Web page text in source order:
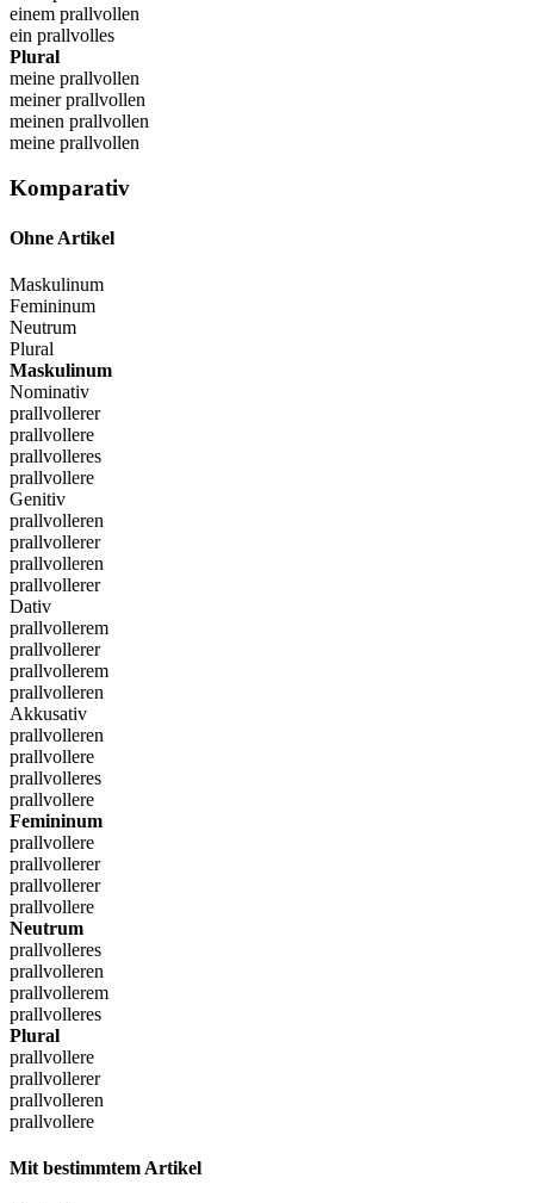
einem prallvollen
ein prallvolles
Plural
meine prallvollen
meiner prallvollen
meinen prallvollen
meine prallvollen
Komparativ
Ohne Artikel
Maskulinum
Femininum
Neutrum
Plural
Maskulinum
Nominativ
prallvollerer
prallvollere
prallvolleres
prallvollere
Genitiv
prallvolleren
prallvollerer
prallvolleren
prallvollerer
Dativ
prallvollerem
prallvollerer
prallvollerem
prallvolleren
Akkusativ
prallvolleren
prallvollere
prallvolleres
prallvollere
Femininum
prallvollere
prallvollerer
prallvollerer
prallvollere
Neutrum
prallvolleres
prallvolleren
prallvollerem
prallvolleres
Plural
prallvollere
prallvollerer
prallvolleren
prallvollere
Mit bestimmtem Artikel